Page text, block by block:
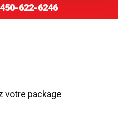
450-622-6246
votre package